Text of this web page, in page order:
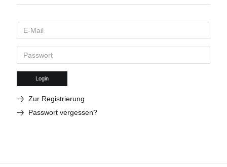
Login
Zur Registrierung
Passwort vergessen?